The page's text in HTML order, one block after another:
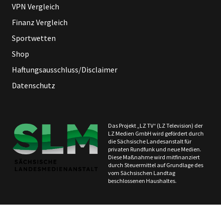
VPN Vergleich
Finanz Vergleich
Sportwetten
Shop
Haftungsausschluss/Disclaimer
Datenschutz
Das Projekt „LZ TV“ (LZ Television) der
LZ Medien GmbH wird gefördert durch
die Sächsische Landesanstalt für
privaten Rundfunk und neue Medien.
Diese Maßnahme wird mitfinanziert
durch Steuermittel auf Grundlage des
vom Sächsischen Landtag
beschlossenen Haushaltes.